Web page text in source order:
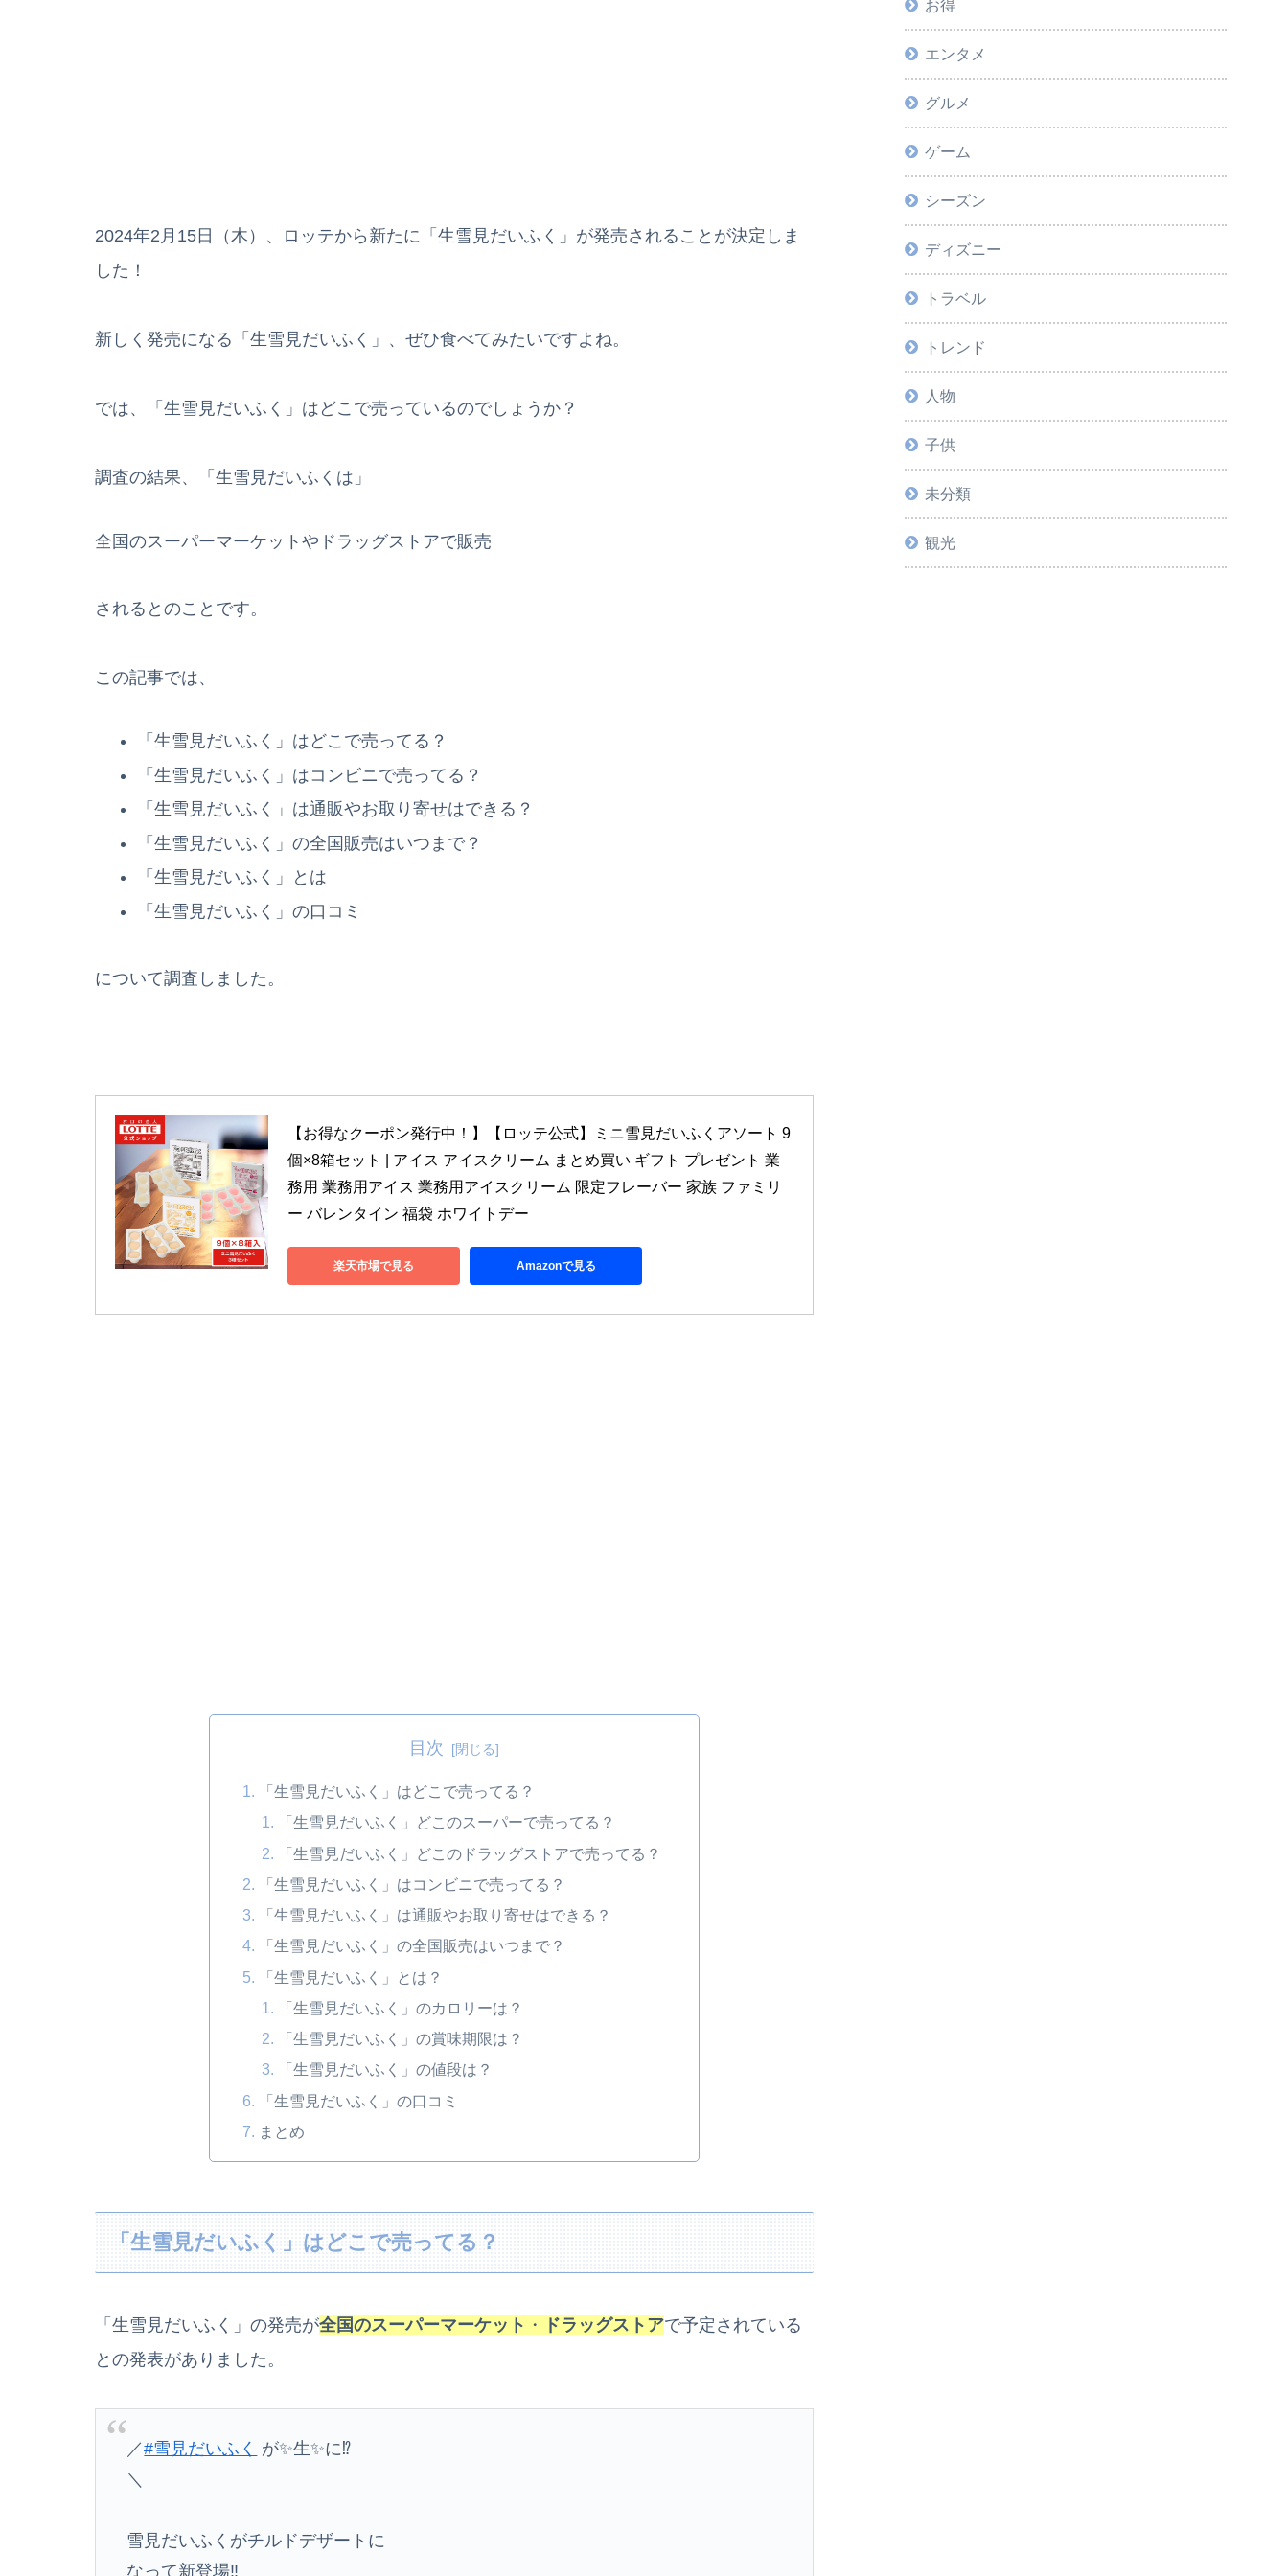
2024年2月15日（木）、ロッテから新たに「生雪見だいふく」が発売されることが決定しま
した！
新しく発売になる「生雪見だいふく」、ぜひ食べてみたいですよね。
では、「生雪見だいふく」はどこで売っているのでしょうか？
調査の結果、「生雪見だいふくは」
全国のスーパーマーケットやドラッグストアで販売
されるとのことです。
この記事では、
「生雪見だいふく」はどこで売ってる？
「生雪見だいふく」はコンビニで売ってる？
「生雪見だいふく」は通販やお取り寄せはできる？
「生雪見だいふく」の全国販売はいつまで？
「生雪見だいふく」とは
「生雪見だいふく」の口コミ
について調査しました。
【お得なクーポン発行中！】【ロッテ公式】ミニ雪見だいふくアソート 9
個×8箱セット | アイス アイスクリーム まとめ買い ギフト プレゼント 業
務用 業務用アイス 業務用アイスクリーム 限定フレーバー 家族 ファミリ
ー バレンタイン 福袋 ホワイトデー
楽天市場で見る Amazonで見る
目次
「生雪見だいふく」はどこで売ってる？
「生雪見だいふく」どこのスーパーで売ってる？
「生雪見だいふく」どこのドラッグストアで売ってる？
「生雪見だいふく」はコンビニで売ってる？
「生雪見だいふく」は通販やお取り寄せはできる？
「生雪見だいふく」の全国販売はいつまで？
「生雪見だいふく」とは？
「生雪見だいふく」のカロリーは？
「生雪見だいふく」の賞味期限は？
「生雪見だいふく」の値段は？
「生雪見だいふく」の口コミ
まとめ
「生雪見だいふく」はどこで売ってる？
「生雪見だいふく」の発売が全国のスーパーマーケット ・ ドラッグストアで予定されている
との発表がありました。
／#雪見だいふく が✨生✨に⁉️
＼
雪見だいふくがチルドデザートに
なって新登場‼️
お得
エンタメ
グルメ
ゲーム
シーズン
ディズニー
トラベル
トレンド
人物
子供
未分類
観光